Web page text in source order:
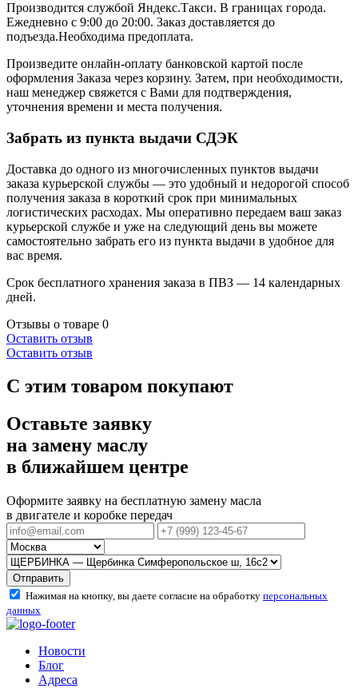
Производится службой Яндекс.Такси. В границах города.
Ежедневно с 9:00 до 20:00. Заказ доставляется до
подъезда.Необходима предоплата.
Произведите онлайн-оплату банковской картой после
оформления Заказа через корзину. Затем, при необходимости,
наш менеджер свяжется с Вами для подтверждения,
уточнения времени и места получения.
Забрать из пункта выдачи СДЭК
Доставка до одного из многочисленных пунктов выдачи
заказа курьерской службы — это удобный и недорогой способ
получения заказа в короткий срок при минимальных
логистических расходах. Мы оперативно передаем ваш заказ
курьерской службе и уже на следующий день вы можете
самостоятельно забрать его из пункта выдачи в удобное для
вас время.
Срок бесплатного хранения заказа в ПВЗ — 14 календарных
дней.
Отзывы о товаре 0
Оставить отзыв
Оставить отзыв
С этим товаром покупают
Оставьте заявку
на замену маслу
в ближайшем центре
Оформите заявку на бесплатную замену масла
в двигателе и коробке передач
Отправить
Нажимая на кнопку, вы даете согласие на обработку персональных
данных
Новости
Блог
Адреса